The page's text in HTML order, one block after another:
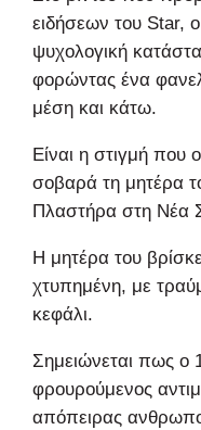
ειδήσεων του Star,
ψυχολογική
φορώντας ένα
μέση και κάτω.
Είναι η στιγμή που
σοβαρά τη μητέρα
Πλαστήρα στη Νέα
Η μητέρα του
χτυπημένη, με
κεφάλι.
Σημειώνεται πως ο
φρουρούμενος
απόπειρας